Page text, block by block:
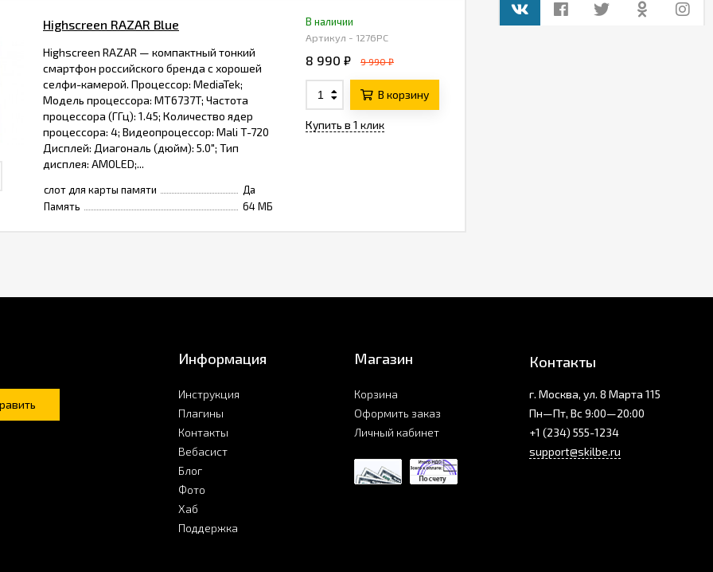
Highscreen RAZAR Blue
Highscreen RAZAR — компактный тонкий
смартфон российского бренда с хорошей
селфи-камерой. Процессор: MediaTek;
Модель процессора: MT6737T; Частота
процессора (ГГц): 1.45; Количество ядер
процессора: 4; Видеопроцессор: Mali T-720
Дисплей: Диагональ (дюйм): 5.0"; Тип
дисплея: AMOLED;...
слот для карты памяти
Да
Память
64 МБ
В наличии
Артикул - 1276PC
8 990 ₽ 9 990 ₽
В корзину
Купить в 1 клик
Информация
Инструкция
Плагины
Контакты
Вебасист
Блог
Фото
Хаб
Поддержка
Магазин
Корзина
Оформить заказ
Личный кабинет
Контакты
г. Москва, ул. 8 Марта 115
Пн—Пт, Вс 9:00—20:00
+1 (234) 555-1234
support@skilbe.ru